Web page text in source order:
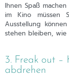
Ihnen Spaß
im Kino müssen
Ausstellung
stehen bleiben, wie
3. Freak out –
abdrehen